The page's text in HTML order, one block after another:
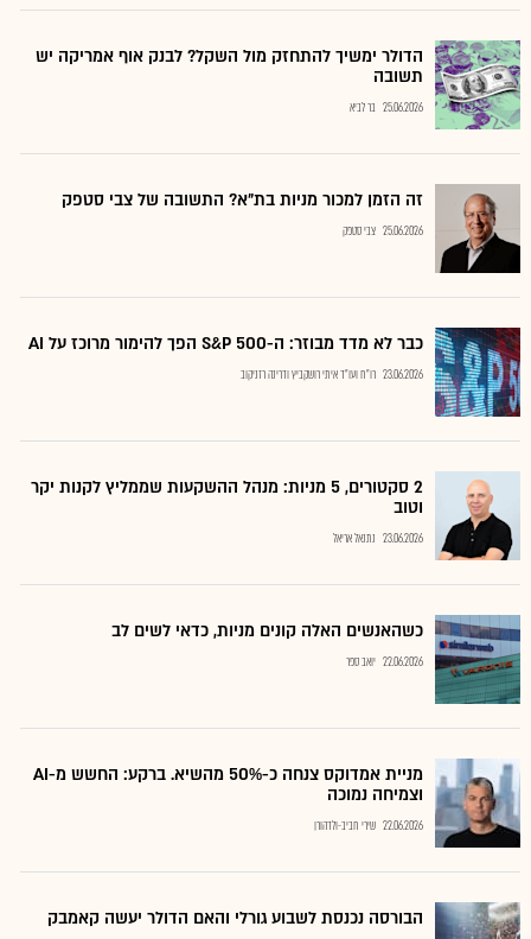
הדולר ימשיך להתחזק מול השקל? לבנק אוף אמריקה יש
תשובה
25.06.2026 בר לביא
זה הזמן למכור מניות בת"א? התשובה של צבי סטפק
25.06.2026 צבי סטפק
כבר לא מדד מבוזר: ה-S&P 500 הפך להימור מרוכז על AI
23.06.2026 רו"ח ועו"ד איתי רושקביץ ודרינה רזניקוב
2 סקטורים, 5 מניות: מנהל ההשקעות שממליץ לקנות יקר
וטוב
23.06.2026 נתנאל אריאל
כשהאנשים האלה קונים מניות, כדאי לשים לב
22.06.2026 יואב ספר
מניית אמדוקס צנחה כ-50% מהשיא. ברקע: החשש מ-AI
וצמיחה נמוכה
22.06.2026 שירי חביב-ולדהורן
הבורסה נכנסת לשבוע גורלי והאם הדולר יעשה קאמבק